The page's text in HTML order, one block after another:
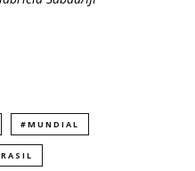
#MUNDIAL